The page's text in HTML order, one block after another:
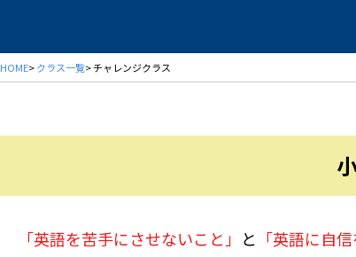
HOME>クラス一覧> チャレンジクラス
「英語を苦手にさせないこと」 と 「英語に自